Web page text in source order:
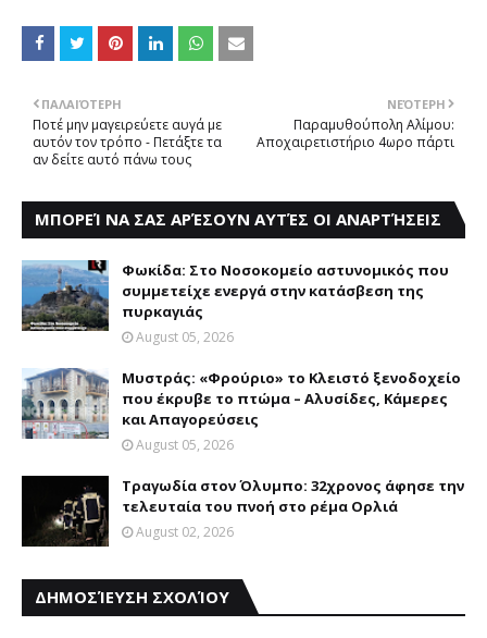
ΝΕΌΤΕΡΗ
Παραμυθούπολη Aλίμου:
Αποχαιρετιστήριο 4ωρο πάρτι
ΠΑΛΑΙΌΤΕΡΗ
Ποτέ μην μαγειρεύετε αυγά με
αυτόν τον τρόπο - Πετάξτε τα
αν δείτε αυτό πάνω τους
ΜΠΟΡΕΊ ΝΑ ΣΑΣ ΑΡΈΣΟΥΝ ΑΥΤΈΣ ΟΙ ΑΝΑΡΤΉΣΕΙΣ
Φωκίδα: Στο Νοσοκομείο αστυνομικός που
συμμετείχε ενεργά στην κατάσβεση της
πυρκαγιάς
August 05, 2026
Mυστράς: «Φρούριο» το Kλειστό ξενοδοχείο
που έκρυβε το πτώμα – Aλυσίδες, Kάμερες
και Aπαγορεύσεις
August 05, 2026
Τραγωδία στον Όλυμπο: 32χρονος άφησε την
τελευταία του πνοή στο ρέμα Ορλιά
August 02, 2026
ΔΗΜΟΣΊΕΥΣΗ ΣΧΟΛΊΟΥ